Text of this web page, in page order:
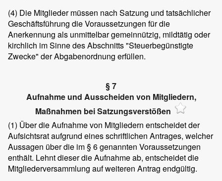
(4) Die Mitglieder müssen nach Satzung und tatsächlicher
Geschäftsführung die Voraussetzungen für die
Anerkennung als unmittelbar gemeinnützig, mildtätig oder
kirchlich im Sinne des Abschnitts "Steuerbegünstigte
Zwecke" der Abgabenordnung erfüllen.
§ 7
Aufnahme und Ausscheiden von Mitgliedern,
Maßnahmen bei Satzungsverstößen
(1) Über die Aufnahme von Mitgliedern entscheidet der
Aufsichtsrat aufgrund eines schriftlichen Antrages, welcher
Aussagen über die im § 6 genannten Voraussetzungen
enthält. Lehnt dieser die Aufnahme ab, entscheidet die
Mitgliederversammlung auf weiteren Antrag endgültig.